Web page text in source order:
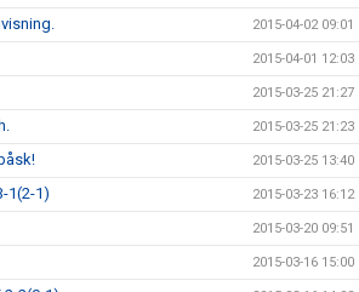
2015-04-02 09:01
2015-04-01 12:03
2015-03-25 21:27
2015-03-25 21:23
2015-03-25 13:40
1(2-1) 2015-03-23 16:12
2015-03-20 09:51
2015-03-16 15:00